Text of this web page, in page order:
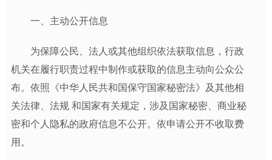
一、主动公开信息
为保障公民、法人或其他组织依法获取信息，行政
机关在履行职责过程中制作或获取的信息主动向公众公
布。依照《中华人民共和国保守国家秘密法》及其他相
关法律、法规 和国家有关规定，涉及国家秘密、商业秘
密和个人隐私的政府信息不公开。依申请公开不收取费
用。